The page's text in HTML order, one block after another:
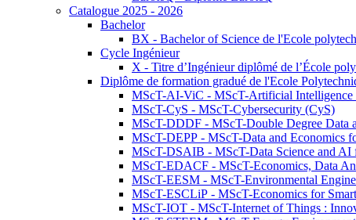
Catalogue 2025 - 2026
Bachelor
BX - Bachelor of Science de l'Ecole
Cycle Ingénieur
X - Titre d’Ingénieur diplômé de l’École
Diplôme de formation gradué de l'Ecole
MScT-AI-ViC - MScT-Artificial Intelligence
MScT-CyS - MScT-Cybersecurity (CyS)
MScT-DDDF - MScT-Double Degree Data
MScT-DEPP - MScT-Data and Economics
MScT-DSAIB - MScT-Data Science and AI
MScT-EDACF - MScT-Economics, Data
MScT-EESM - MScT-Environmental
MScT-ESCLiP - MScT-Economics for
MScT-IOT - MScT-Internet of Things :